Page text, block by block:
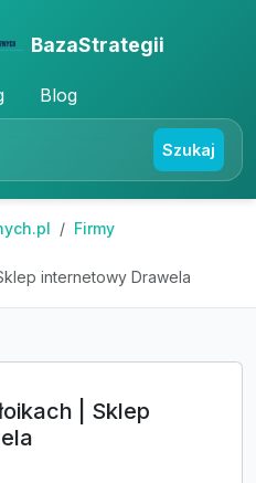
BazaStrategii
Blog
Szukaj
Firmy
internetowy Drawela
| Sklep